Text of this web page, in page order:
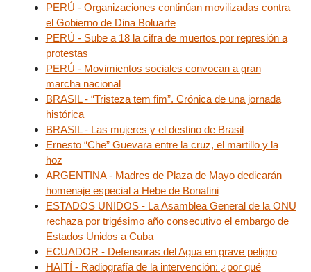
PERÚ - Organizaciones continúan movilizadas contra
el Gobierno de Dina Boluarte
PERÚ - Sube a 18 la cifra de muertos por represión a
protestas
PERÚ - Movimientos sociales convocan a gran
marcha nacional
BRASIL - “Tristeza tem fim”. Crónica de una jornada
histórica
BRASIL - Las mujeres y el destino de Brasil
Ernesto “Che” Guevara entre la cruz, el martillo y la
hoz
ARGENTINA - Madres de Plaza de Mayo dedicarán
homenaje especial a Hebe de Bonafini
ESTADOS UNIDOS - La Asamblea General de la ONU
rechaza por trigésimo año consecutivo el embargo de
Estados Unidos a Cuba
ECUADOR - Defensoras del Agua en grave peligro
HAITÍ - Radiografía de la intervención: ¿por qué